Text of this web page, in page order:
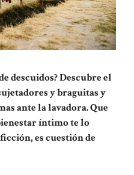
descuidos? Descubre el
y braguitas y
ante la lavadora. Que
íntimo te lo
es cuestión de